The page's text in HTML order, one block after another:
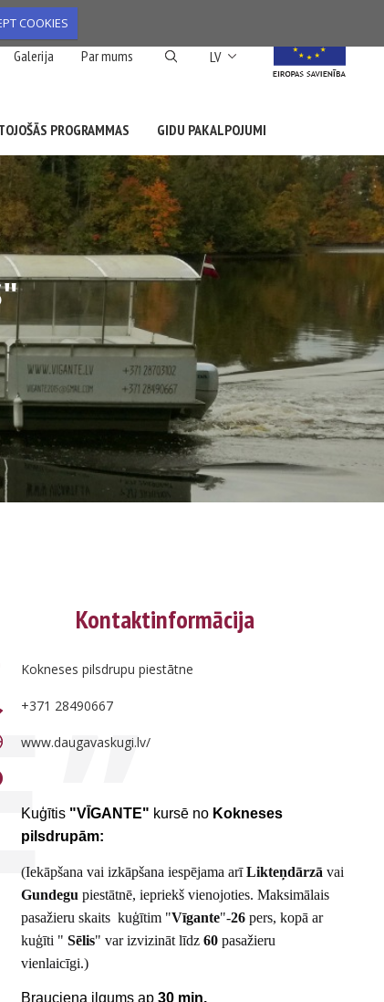
COOKIES
LV List additional actions
Galerija Par mums
PROGRAMMAS GIDU PAKALPOJUMI
Kontaktinformācija
Kokneses pilsdrupu piestātne
+371 28490667
www.daugavaskugi.lv/
Kuģītis "VĪGANTE" kursē no Kokneses
pilsdrupām:
(Iekāpšana vai izkāpšana iespējama arīLikteņdārzā vai
Gundegu piestātnē, iepriekš vienojoties. Maksimālais
pasažieru skaits kuģītim "Vīgante"-26 pers, kopā ar
kuģīti " Sēlis" var izvizināt līdz 60 pasažieru
vienlaicīgi.)
Brauciena ilgums ap 30 min.